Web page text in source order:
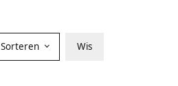
Sorteren Wis